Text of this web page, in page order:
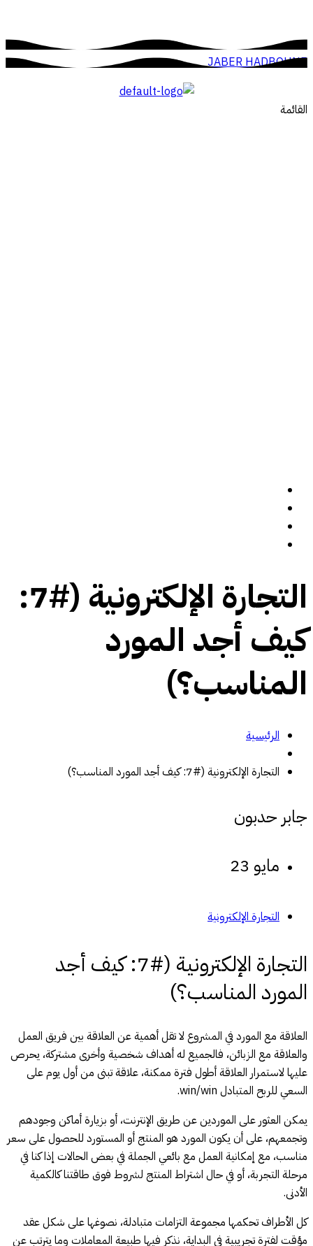
JABER HADBOUNE
القائمة
التجارة الإلكترونية (#7:
كيف أجد المورد
المناسب؟)
الرئيسية
التجارة الإلكترونية (#7: كيف أجد المورد المناسب؟)
جابر حدبون
مايو 23
التجارة الإلكترونية
التجارة الإلكترونية (#7: كيف أجد
المورد المناسب؟)
العلاقة مع المورد في المشروع لا تقل أهمية عن العلاقة بين فريق العمل
والعلاقة مع الزبائن، فالجميع له أهداف شخصية وأخرى مشتركة، يحرص
عليها لاستمرار العلاقة أطول فترة ممكنة، علاقة تبنى من أول يوم على
السعي للربح المتبادل win/win.
يمكن العثور على الموردين عن طريق الإنترنت، أو بزيارة أماكن وجودهم
وتجمعهم، على أن يكون المورد هو المنتج أو المستورد للحصول على سعر
مناسب، مع إمكانية العمل مع بائعي الجملة في بعض الحالات إذا كنا في
مرحلة التجربة، أو في حال اشتراط المنتج لشروط فوق طاقتنا كالكمية
الأدنى.
كل الأطراف تحكمها مجموعة التزامات متبادلة، نصوغها على شكل عقد
مؤقت لفترة تجريبية في البداية، نذكر فيها طبيعة المعاملات وما يترتب عن